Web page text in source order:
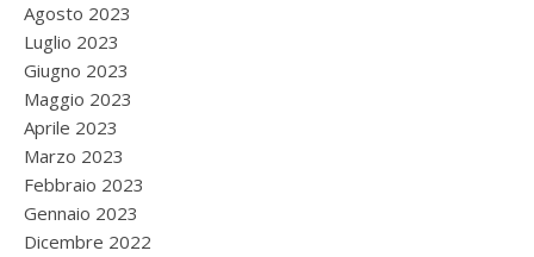
Agosto 2023
Luglio 2023
Giugno 2023
Maggio 2023
Aprile 2023
Marzo 2023
Febbraio 2023
Gennaio 2023
Dicembre 2022